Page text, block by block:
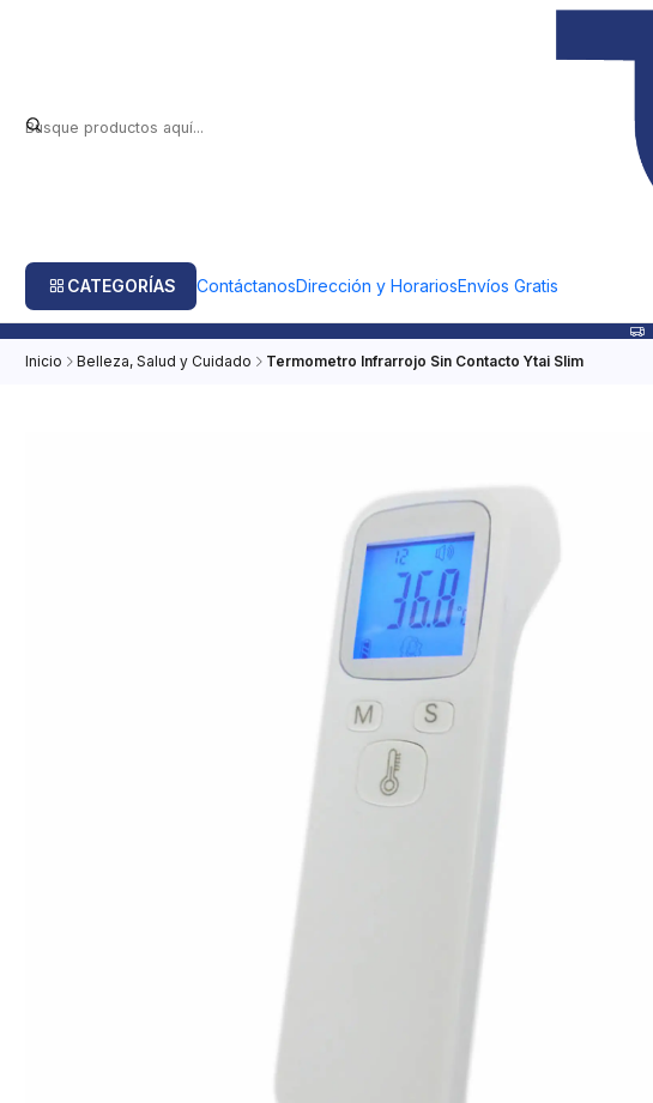
CATEGORÍAS ContáctanosDirección y HorariosEnvíos Gratis
Inicio Belleza, Salud y Cuidado Termometro Infrarrojo Sin Contacto Ytai Slim